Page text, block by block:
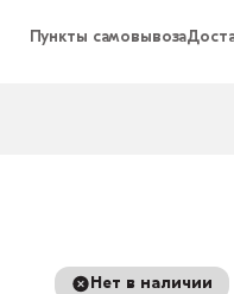
Пункты самовывоза
Нет в наличии